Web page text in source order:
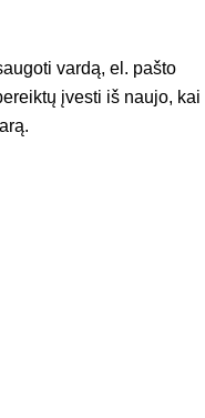
vardą, el. pašto
įvesti iš naujo, kai